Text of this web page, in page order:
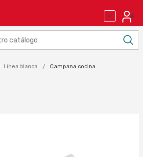
Línea blanca Campana cocina